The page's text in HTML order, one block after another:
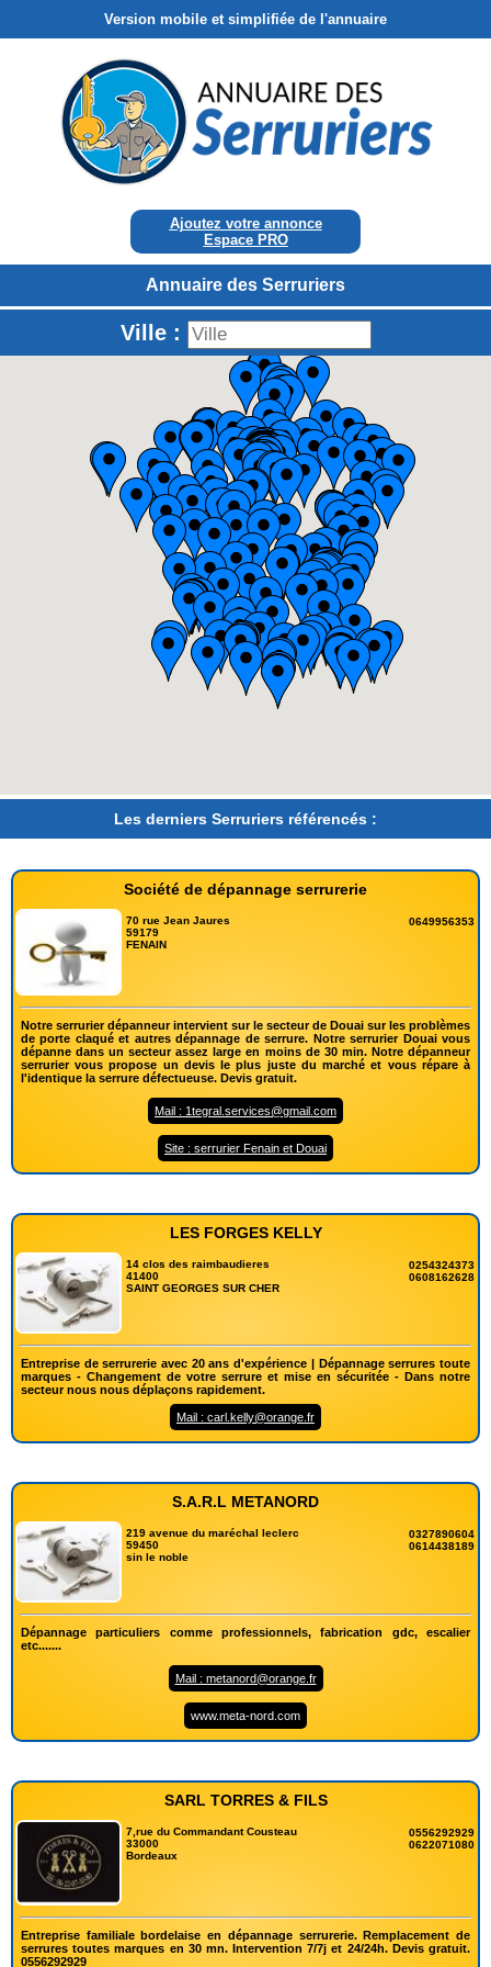
Version mobile et simplifiée de l'annuaire
Ajoutez votre annonce
Espace PRO
Annuaire des Serruriers
Ville :
Les derniers Serruriers référencés :
Société de dépannage serrurerie
70 rue Jean Jaures
59179
FENAIN
0649956353
Notre serrurier dépanneur intervient sur le secteur de Douai sur les problèmes
de porte claqué et autres dépannage de serrure. Notre serrurier Douai vous
dépanne dans un secteur assez large en moins de 30 min. Notre dépanneur
serrurier vous propose un devis le plus juste du marché et vous répare à
l'identique la serrure défectueuse. Devis gratuit.
Mail : 1tegral.services@gmail.com
Site : serrurier Fenain et Douai
LES FORGES KELLY
14 clos des raimbaudieres
41400
SAINT GEORGES SUR CHER
0254324373
0608162628
Entreprise de serrurerie avec 20 ans d'expérience | Dépannage serrures toute
marques - Changement de votre serrure et mise en sécuritée - Dans notre
secteur nous nous déplaçons rapidement.
Mail : carl.kelly@orange.fr
S.A.R.L METANORD
219 avenue du maréchal leclerc
59450
sin le noble
0327890604
0614438189
Dépannage particuliers comme professionnels, fabrication gdc, escalier
etc.......
Mail : metanord@orange.fr
www.meta-nord.com
SARL TORRES & FILS
7,rue du Commandant Cousteau
33000
Bordeaux
0556292929
0622071080
Entreprise familiale bordelaise en dépannage serrurerie. Remplacement de
serrures toutes marques en 30 mn. Intervention 7/7j et 24/24h. Devis gratuit.
0556292929